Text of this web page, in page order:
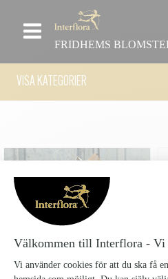
FRIDHEMS
VISA KATEGORIER